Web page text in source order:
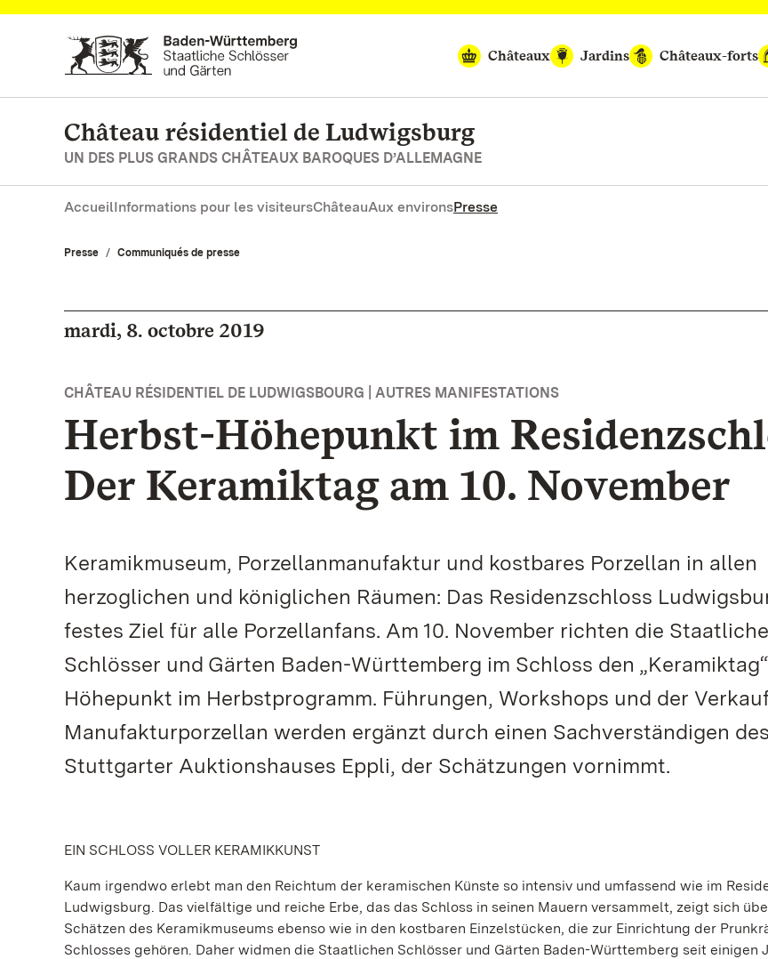
Vers la page d’accueil
Châteaux
Jardins Châteaux-forts
Château résidentiel de Ludwigsburg
UN DES PLUS GRANDS CHÂTEAUX BAROQUES D’ALLEMAGNE
AccueilInformations pour les visiteursChâteauAux environsPresse
Presse Communiqués de presse
mardi, 8. octobre 2019
CHÂTEAU RÉSIDENTIEL DE LUDWIGSBOURG | AUTRES MANIFESTATIONS
Herbst-Höhepunkt im
Der Keramiktag am 10. November
Keramikmuseum, Porzellanmanufaktur und kostbares Porzellan in allen
herzoglichen und königlichen Räumen: Das Residenzschloss
festes Ziel für alle Porzellanfans. Am 10. November richten die
Schlösser und Gärten Baden-Württemberg im Schloss den
Höhepunkt im Herbstprogramm. Führungen, Workshops und der
Manufakturporzellan werden ergänzt durch einen Sachverständigen des
Stuttgarter Auktionshauses Eppli, der Schätzungen vornimmt.
EIN SCHLOSS VOLLER KERAMIKKUNST
Kaum irgendwo erlebt man den Reichtum der keramischen Künste so intensiv und umfassend wie im
Ludwigsburg. Das vielfältige und reiche Erbe, das das Schloss in seinen Mauern versammelt, zeigt sich
Schätzen des Keramikmuseums ebenso wie in den kostbaren Einzelstücken, die zur Einrichtung der
Schlosses gehören. Daher widmen die Staatlichen Schlösser und Gärten Baden-Württemberg seit einigen